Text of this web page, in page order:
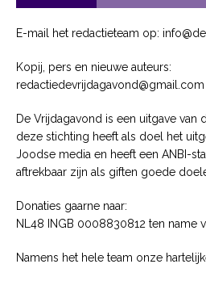
E-mail het redactieteam op:
Kopij, pers en nieuwe auteurs:
redactiedevrijdagavond@gmail.com
De Vrijdagavond is een uitgave van
deze stichting heeft als doel het
Joodse media en heeft een ANBI-
aftrekbaar zijn als giften goede
Donaties gaarne naar:
NL48 INGB 0008830812 ten name
Namens het hele team onze